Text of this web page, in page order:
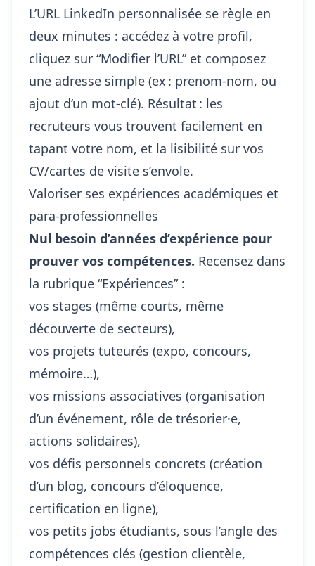
L’URL LinkedIn personnalisée se règle en
deux minutes : accédez à votre profil,
cliquez sur “Modifier l’URL” et composez
une adresse simple (ex : prenom-nom, ou
ajout d’un mot-clé). Résultat : les
recruteurs vous trouvent facilement en
tapant votre nom, et la lisibilité sur vos
CV/cartes de visite s’envole.
Valoriser ses expériences académiques et
para-professionnelles
Nul besoin d’années d’expérience pour
prouver vos compétences. Recensez dans
la rubrique “Expériences” :
vos stages (même courts, même
découverte de secteurs),
vos projets tuteurés (expo, concours,
mémoire…),
vos missions associatives (organisation
d’un événement, rôle de trésorier·e,
actions solidaires),
vos défis personnels concrets (création
d’un blog, concours d’éloquence,
certification en ligne),
vos petits jobs étudiants, sous l’angle des
compétences clés (gestion clientèle,